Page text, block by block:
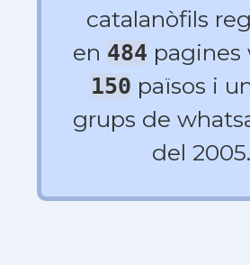
catalanòfils
en 484 pagines
150 països i
grups de
del 2005.